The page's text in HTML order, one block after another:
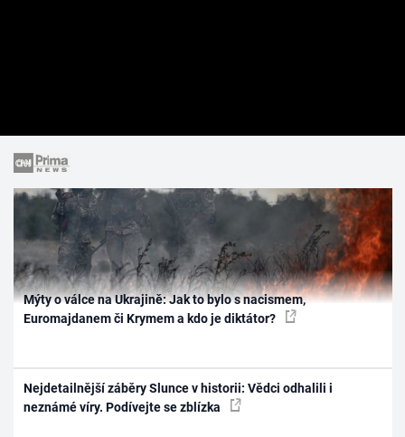
Mýty o válce na Ukrajině: Jak to bylo s nacismem,
Euromajdanem či Krymem a kdo je diktátor?
Nejdetailnější záběry Slunce v historii: Vědci odhalili i
neznámé víry. Podívejte se zblízka